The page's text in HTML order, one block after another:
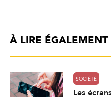
À LIRE ÉGALEMENT
SOCIÉTÉ
Les